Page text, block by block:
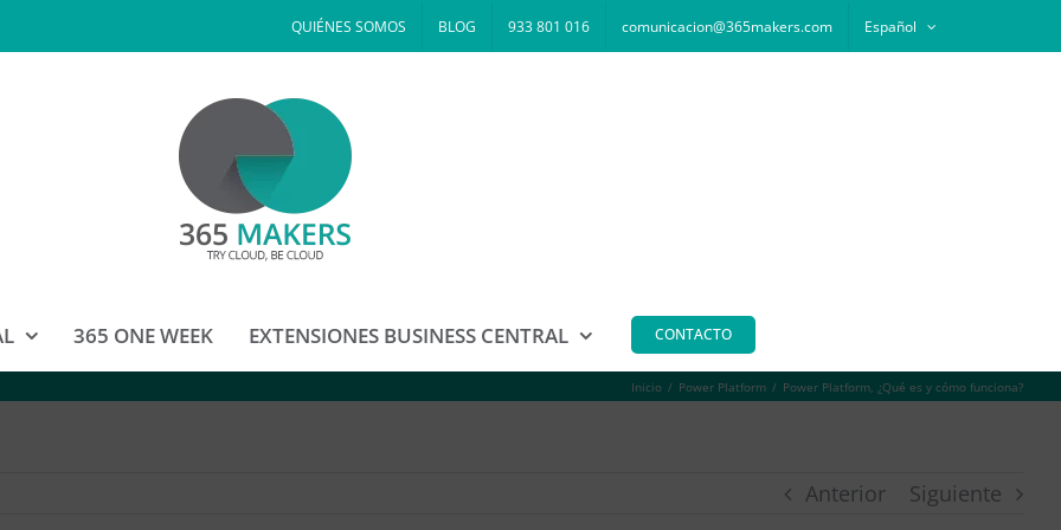
QUIÉNES SOMOS BLOG 933 801 016 comunicacion@365makers.com Español
365 ONE WEEK EXTENSIONES BUSINESS CENTRAL CONTACTO
Inicio Power Platform Power Platform, ¿Qué es y cómo funciona?
Anterior Siguiente